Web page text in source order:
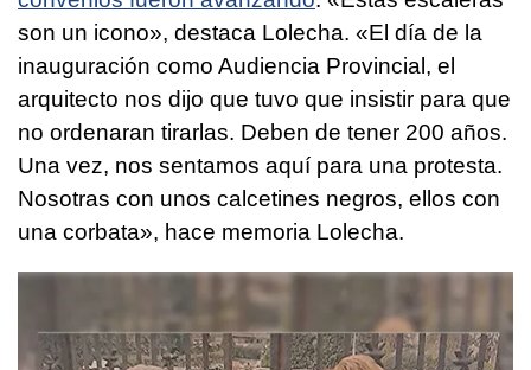
son un icono», destaca Lolecha. «El día de la
inauguración como Audiencia Provincial, el
arquitecto nos dijo que tuvo que insistir para que
no ordenaran tirarlas. Deben de tener 200 años.
Una vez, nos sentamos aquí para una protesta.
Nosotras con unos calcetines negros, ellos con
una corbata», hace memoria Lolecha.